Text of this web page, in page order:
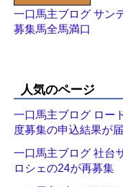
一口馬主ブログ サン
募集馬全馬満口
人気のページ
一口馬主ブログ ロー
度募集の申込結果が届
一口馬主ブログ 社台
ロシェの24が再募集